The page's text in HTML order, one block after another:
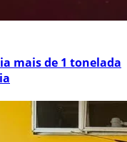
mais de 1 tonelada